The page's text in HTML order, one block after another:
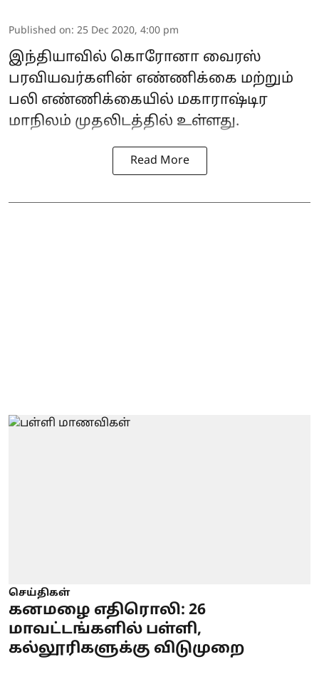
Published on: 25 Dec 2020, 4:00 pm
இந்தியாவில் கொரோனா வைரஸ்
பரவியவர்களின் எண்ணிக்கை மற்றும்
பலி எண்ணிக்கையில் மகாராஷ்டிர
மாநிலம் முதலிடத்தில் உள்ளது.
Read More
செய்திகள்
கனமழை எதிரொலி: 26
மாவட்டங்களில் பள்ளி,
கல்லூரிகளுக்கு விடுமுறை